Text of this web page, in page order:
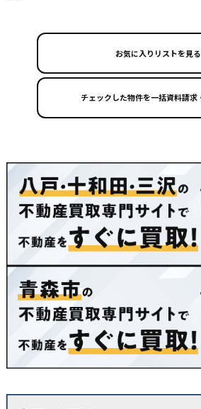
お気に入りリストを見る